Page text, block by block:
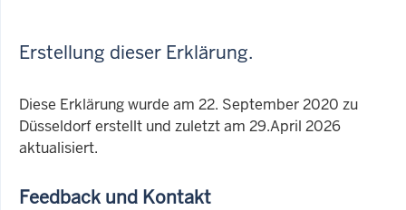
Erstellung dieser Erklärung.
Diese Erklärung wurde am 22. September 2020 zu
Düsseldorf erstellt und zuletzt am 29.April 2026
aktualisiert.
Feedback und Kontakt